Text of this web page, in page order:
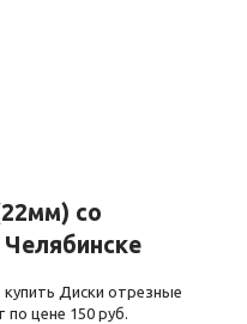
со
Диски отрезные
цене 150 руб.